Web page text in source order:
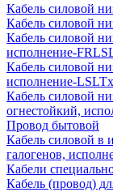
Кабель силовой
Кабель силовой
Кабель силовой
исполнение-
Кабель силовой
исполнение-LSLTx
Кабель силовой
огнестойкий,
Провод бытовой
Кабель силовой в
галогенов,
Кабели
Кабель (провод)